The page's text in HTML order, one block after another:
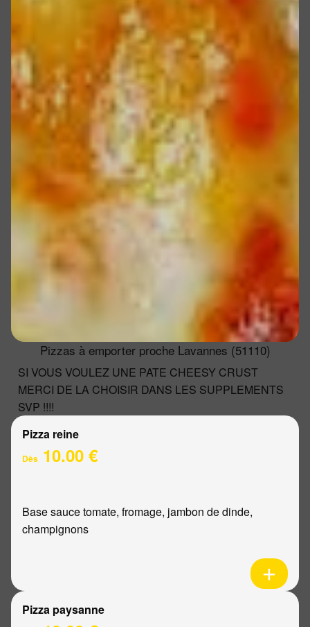
Pizzas à emporter proche Lavannes (51110)
SI VOUS VOULEZ UNE PATE CHEESY CRUST
MERCI DE LA CHOISIR DANS LES SUPPLEMENTS
SVP !!!!
Pizza reine
Dès 10.00 €
Base sauce tomate, fromage, jambon de dinde,
champignons
Pizza paysanne